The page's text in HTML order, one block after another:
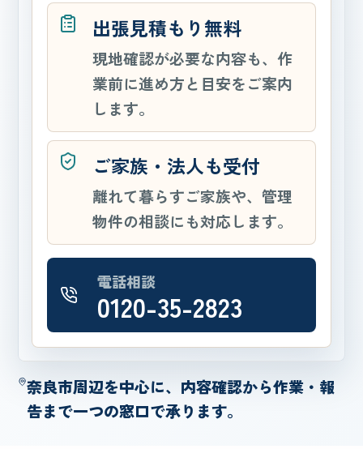
出張見積もり無料
現地確認が必要な内容も、作
業前に進め方と目安をご案内
します。
ご家族・法人も受付
離れて暮らすご家族や、管理
物件の相談にも対応します。
電話相談
0120-35-2823
奈良市周辺を中心に、内容確認から作業・報
告まで一つの窓口で承ります。